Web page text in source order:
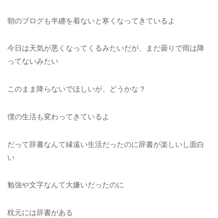
朝のブログも半纏を着ないと寒くなってきているよ
今日は天気が悪くなってくるみたいだが、まだ曇りで雨は降
ってないみたい
このまま降らないでほしいが、どうかな？
僕の生活も変わってきているよ
だって辞書なんて縁遠い生活だったのに辞書が楽しいし面白
い
勉強や文字なんて大嫌いだったのに
枕元には辞書がある